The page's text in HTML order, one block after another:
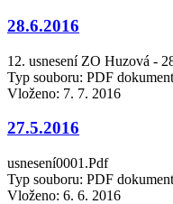
28.6.2016
12. usnesení ZO Huzová -
Typ souboru: PDF
Vloženo: 7. 7. 2016
27.5.2016
usnesení0001.Pdf
Typ souboru: PDF
Vloženo: 6. 6. 2016